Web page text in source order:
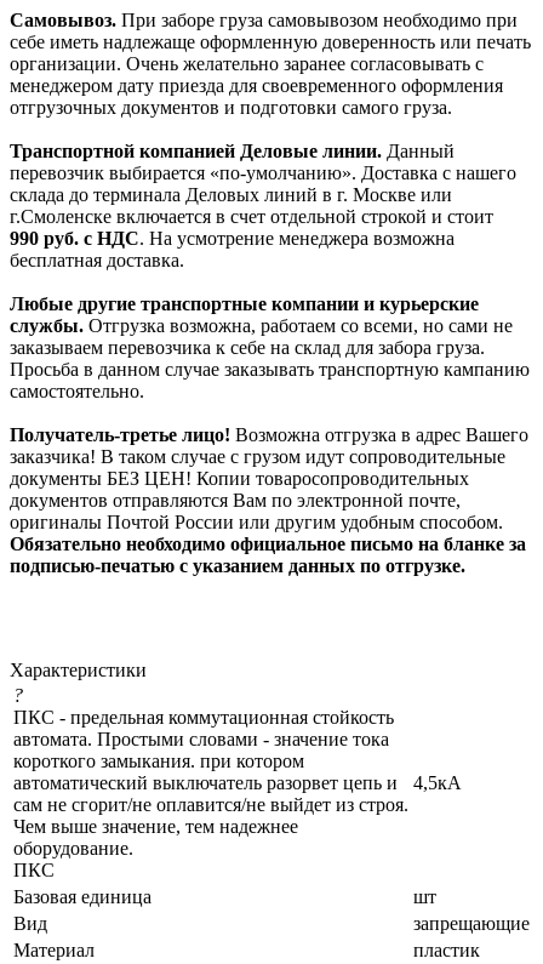
Самовывоз. При заборе груза самовывозом необходимо при
себе иметь надлежаще оформленную доверенность или печать
организации. Очень желательно заранее согласовывать с
менеджером дату приезда для своевременного оформления
отгрузочных документов и подготовки самого груза.
Транспортной компанией Деловые линии. Данный
перевозчик выбирается «по-умолчанию». Доставка с нашего
склада до терминала Деловых линий в г. Москве или
г.Смоленске включается в счет отдельной строкой и стоит
990 руб. с НДС. На усмотрение менеджера возможна
бесплатная доставка.
Любые другие транспортные компании и курьерские
службы. Отгрузка возможна, работаем со всеми, но сами не
заказываем перевозчика к себе на склад для забора груза.
Просьба в данном случае заказывать транспортную кампанию
самостоятельно.
Получатель-третье лицо! Возможна отгрузка в адрес Вашего
заказчика! В таком случае с грузом идут сопроводительные
документы БЕЗ ЦЕН! Копии товаросопроводительных
документов отправляются Вам по электронной почте,
оригиналы Почтой России или другим удобным способом.
Обязательно необходимо официальное письмо на бланке за
подписью-печатью с указанием данных по отгрузке.
Характеристики
?
ПКС - предельная коммутационная стойкость
автомата. Простыми словами - значение тока
короткого замыкания. при котором
автоматический выключатель разорвет цепь и
сам не сгорит/не оплавится/не выйдет из строя.
Чем выше значение, тем надежнее
оборудование.
ПКС
4,5кА
Базовая единица
шт
Вид
запрещающие
Материал
пластик